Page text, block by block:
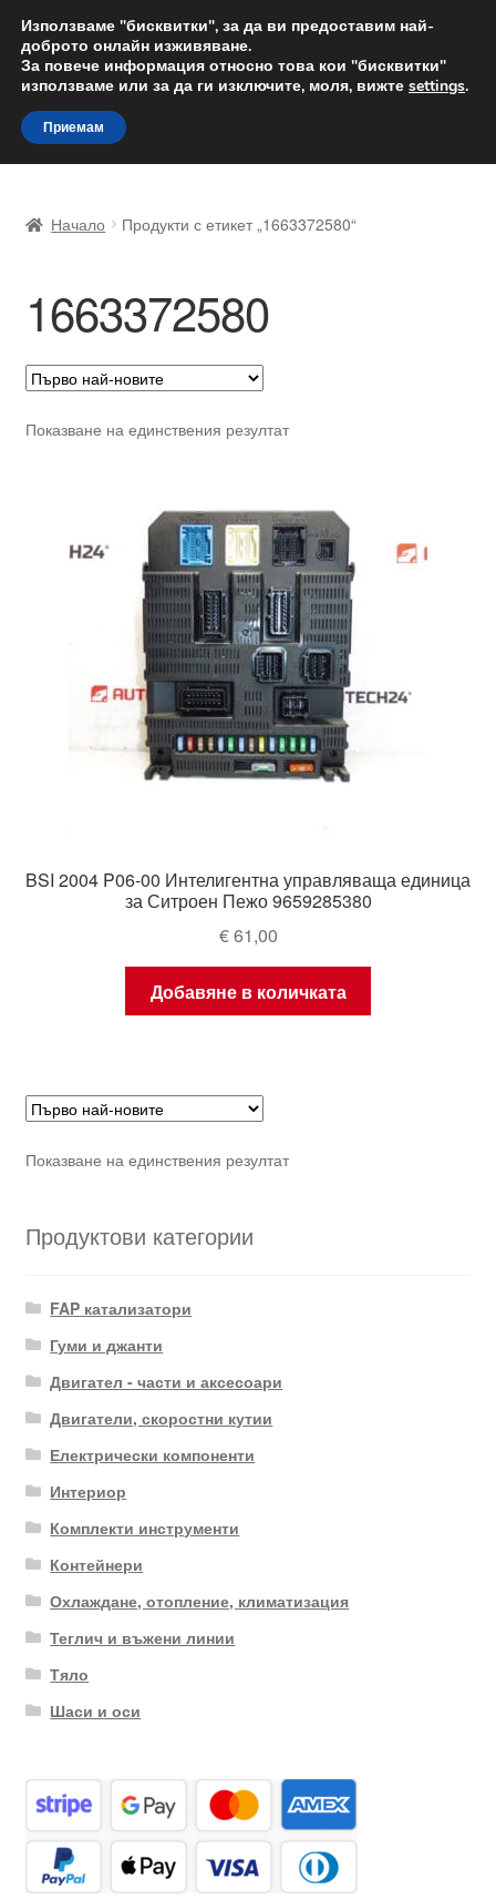
ДОСТАВКА от 12 лв.
Доставка по целия свят
Skip
to
navigation
Skip
to
content
Доставка по целия свят
Жалби
За нас
Политика за поверителност
Правила и условия
Процедура за рекламации
Транспорт
Начало Продукти с етикет „1663372580“
1663372580
Показване на единствения резултат
BSI 2004 P06-00 Интелигентна управляваща единица
за Ситроен Пежо 9659285380
€61,00
Добавяне в количката
Показване на единствения резултат
Продуктови категории
FAP катализатори
Гуми и джанти
Двигател - части и аксесоари
Двигатели, скоростни кутии
Електрически компоненти
Интериор
Комплекти инструменти
Контейнери
Охлаждане, отопление, климатизация
Теглич и въжени линии
Тяло
Шаси и оси
Използваме "бисквитки", за да ви предоставим най-
доброто онлайн изживяване.
За повече информация относно това кои "бисквитки"
използваме или за да ги изключите, моля, вижте settings.
Приемам